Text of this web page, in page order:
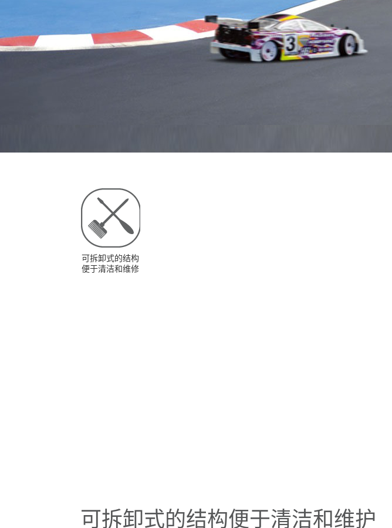
可拆卸式的结构便于清洁和维护
可拆卸式的结构
便于清洁和维修